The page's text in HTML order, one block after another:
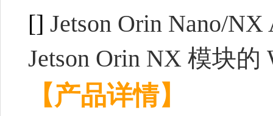
[] Jetson Orin Nano/
Jetson Orin NX 模块的
【产品详情】